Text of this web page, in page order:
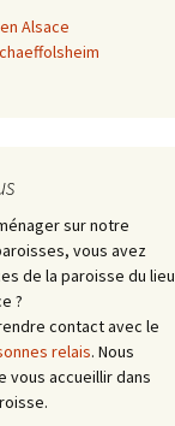
Alsace
sur notre
vous avez
de la paroisse du lieu
?
contact avec le
relais. Nous
vous accueillir dans